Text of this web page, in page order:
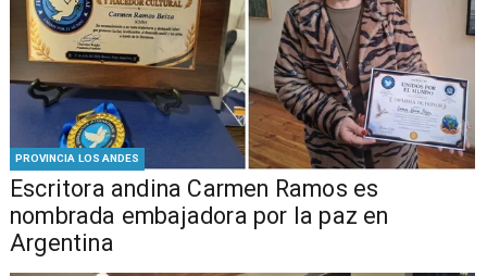
PROVINCIA LOS ANDES
Escritora andina Carmen Ramos es
nombrada embajadora por la paz en
Argentina